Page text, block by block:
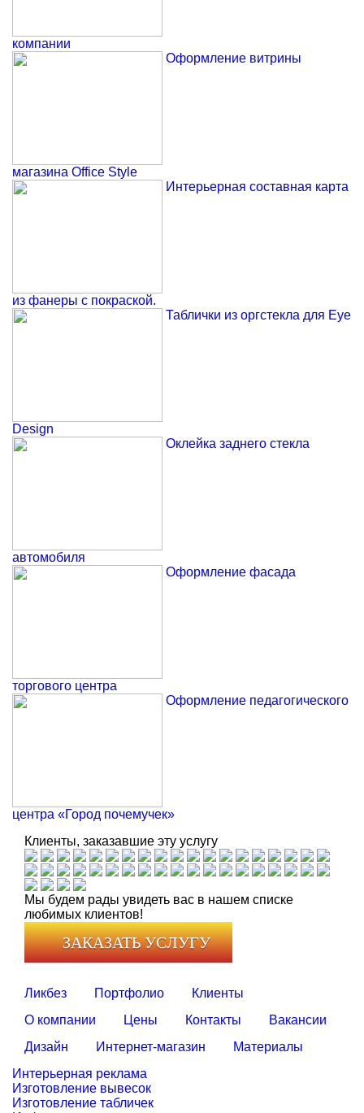
компании
Оформление витрины
магазина Office Style
Интерьерная составная карта
из фанеры с покраской.
Таблички из оргстекла для Eye
Design
Оклейка заднего стекла
автомобиля
Оформление фасада
торгового центра
Оформление педагогического
центра «Город почемучек»
Клиенты, заказавшие эту услугу
Мы будем рады увидеть вас в нашем списке
любимых клиентов!
ЗАКАЗАТЬ УСЛУГУ
Ликбез Портфолио
Клиенты
О компании
Цены Контакты
Вакансии
Дизайн
Интернет-магазин
Материалы
Интерьерная реклама
Изготовление вывесок
Изготовление табличек